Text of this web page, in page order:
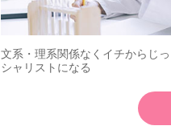
文系・理系関係なくイチからじ
シャリストになる